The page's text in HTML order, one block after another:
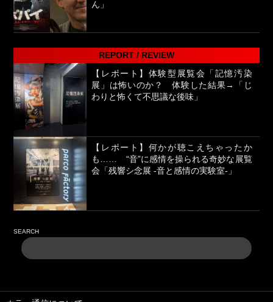
ん」
REPORT / REVIEW
【レポート】体験型展覧会「記憶汚染
展」は怖いのか？ 体験した結果→「じ
わりと怖くて不思議な後味」
【レポート】何かが聴こえちゃったか
も…… “音”に感情を操られる奇妙な展覧
会「残響シ念展 -⾳と感情の実験室-」
SEARCH